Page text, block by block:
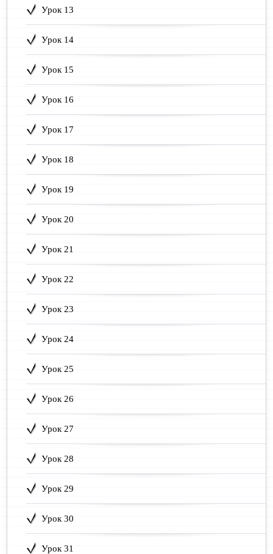
Урок 13
Урок 14
Урок 15
Урок 16
Урок 17
Урок 18
Урок 19
Урок 20
Урок 21
Урок 22
Урок 23
Урок 24
Урок 25
Урок 26
Урок 27
Урок 28
Урок 29
Урок 30
Урок 31